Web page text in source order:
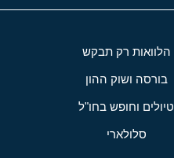
הלוואות רק תבקש
בורסה ושוק ההון
טיולים וחופש בחו"ל
סלולארי